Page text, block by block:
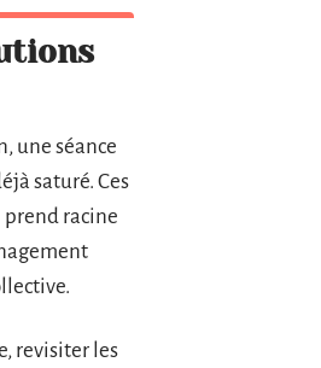
une séance
saturé. Ces
prend racine
revisiter les